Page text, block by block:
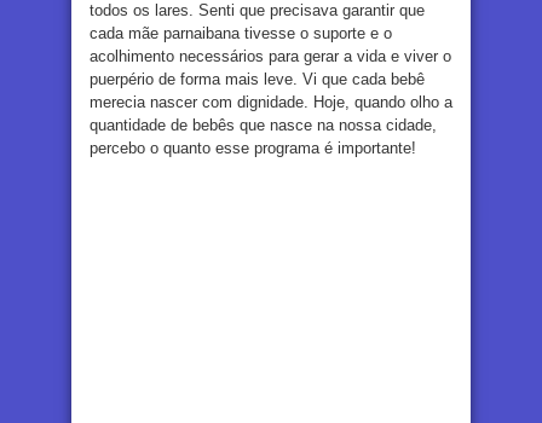
todos os lares. Senti que precisava garantir que
cada mãe parnaibana tivesse o suporte e o
acolhimento necessários para gerar a vida e viver o
puerpério de forma mais leve. Vi que cada bebê
merecia nascer com dignidade. Hoje, quando olho a
quantidade de bebês que nasce na nossa cidade,
percebo o quanto esse programa é importante!